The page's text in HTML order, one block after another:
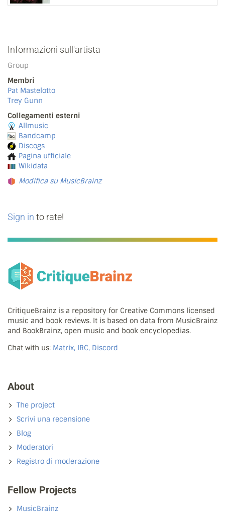
Informazioni sull'artista
Group
Membri
Pat Mastelotto
Trey Gunn
Collegamenti esterni
Allmusic
Bandcamp
Discogs
Pagina ufficiale
Wikidata
Modifica su MusicBrainz
Sign in to rate!
CritiqueBrainz is a repository for Creative Commons licensed
music and book reviews. It is based on data from MusicBrainz
and BookBrainz, open music and book encyclopedias.
Chat with us: Matrix, IRC, Discord
About
The project
Scrivi una recensione
Blog
Moderatori
Registro di moderazione
Fellow Projects
MusicBrainz